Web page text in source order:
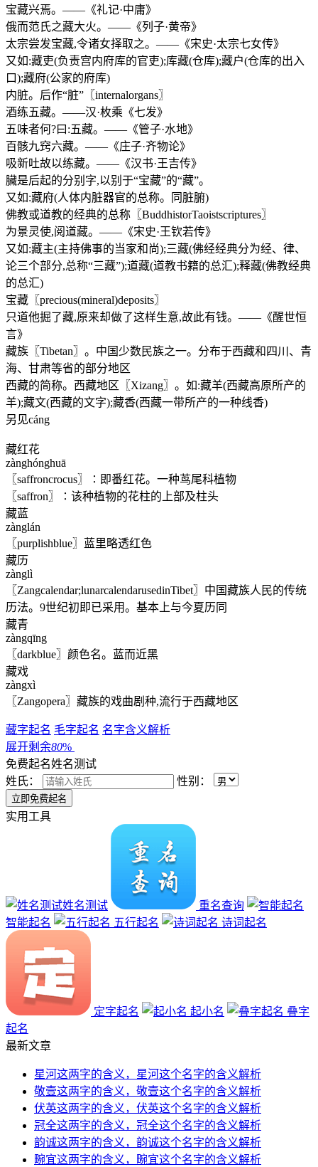
宝藏兴焉。——《礼记·中庸》
俄而范氏之藏大火。——《列子·黄帝》
太宗尝发宝藏,令诸女择取之。——《宋史·太宗七女传》
又如:藏吏(负责宫内府库的官吏);库藏(仓库);藏户(仓库的出入
口);藏府(公家的府库)
内脏。后作“脏”〖internalorgans〗
酒练五藏。——汉·枚乘《七发》
五味者何?曰:五藏。——《管子·水地》
百骸九窍六藏。——《庄子·齐物论》
吸新吐故以练藏。——《汉书·王吉传》
臟是后起的分别字,以别于“宝藏”的“藏”。
又如:藏府(人体内脏器官的总称。同脏腑)
佛教或道教的经典的总称〖BuddhistorTaoistscriptures〗
为景灵使,阅道藏。——《宋史·王钦若传》
又如:藏主(主持佛事的当家和尚);三藏(佛经经典分为经、律、
论三个部分,总称“三藏”);道藏(道教书籍的总汇);释藏(佛教经典
的总汇)
宝藏〖precious(mineral)deposits〗
只道他掘了藏,原来却做了这样生意,故此有钱。——《醒世恒
言》
藏族〖Tibetan〗。中国少数民族之一。分布于西藏和四川、青
海、甘肃等省的部分地区
西藏的简称。西藏地区〖Xizang〗。如:藏羊(西藏高原所产的
羊);藏文(西藏的文字);藏香(西藏一带所产的一种线香)
另见cáng
藏红花
zànghónghuā
〖saffroncrocus〗∶即番红花。一种茑尾科植物
〖saffron〗∶该种植物的花柱的上部及柱头
藏蓝
zànglán
〖purplishblue〗蓝里略透红色
藏历
zànglì
〖Zangcalendar;lunarcalendarusedinTibet〗中国藏族人民的传统
历法。9世纪初即已采用。基本上与今夏历同
藏青
zàngqīng
〖darkblue〗颜色名。蓝而近黑
藏戏
zàngxì
〖Zangopera〗藏族的戏曲剧种,流行于西藏地区
藏字起名 毛字起名 名字含义解析
展开剩余80%
免费起名姓名测试
姓氏：
性别：
实用工具
姓名测试
重名查询
智能起名
五行起名 诗词起名
定字起名 起小名
叠字
起名
最新文章
星河这两字的含义，星河这个名字的含义解析
敬壹这两字的含义，敬壹这个名字的含义解析
伏英这两字的含义，伏英这个名字的含义解析
冠全这两字的含义，冠全这个名字的含义解析
韵诚这两字的含义，韵诚这个名字的含义解析
畹宜这两字的含义，畹宜这个名字的含义解析